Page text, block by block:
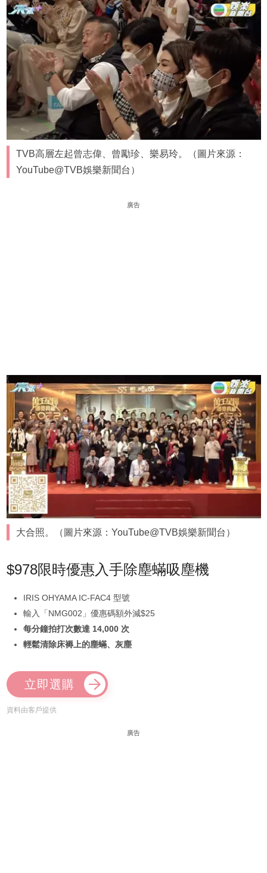
TVB高層左起曾志偉、曾勵珍、樂易玲。（圖片來源：
YouTube@TVB娛樂新聞台）
廣告
大合照。（圖片來源：YouTube@TVB娛樂新聞台）
$978限時優惠入手除塵蟎吸塵機
IRIS OHYAMA IC-FAC4 型號
輸入「NMG002」優惠碼額外減$25
每分鐘拍打次數達 14,000 次
輕鬆清除床褥上的塵蟎、灰塵
立即選購
資料由客戶提供
廣告